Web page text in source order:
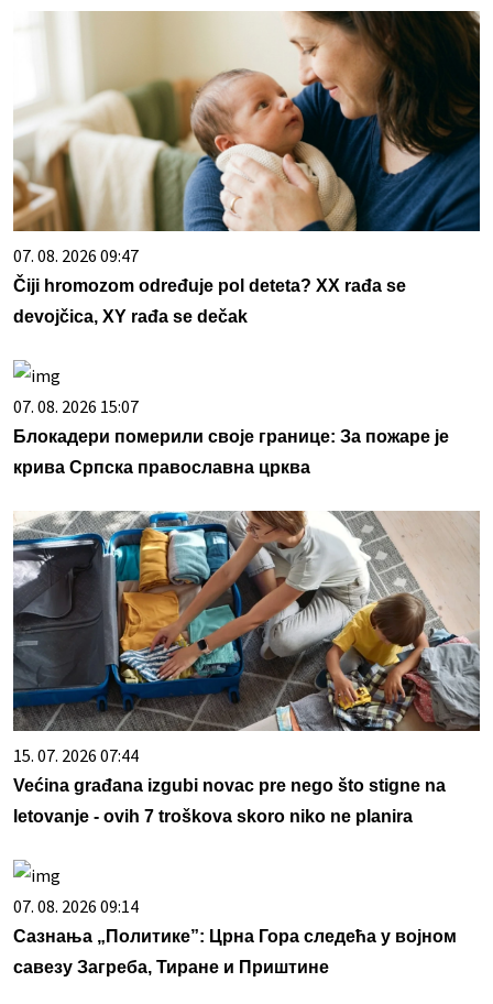
07. 08. 2026 09:47
Čiji hromozom određuje pol deteta? XX rađa se
devojčica, XY rađa se dečak
07. 08. 2026 15:07
Блокадери померили своје границе: За пожаре је
крива Српска православна црква
15. 07. 2026 07:44
Većina građana izgubi novac pre nego što stigne na
letovanje - ovih 7 troškova skoro niko ne planira
07. 08. 2026 09:14
Сазнања „Политике”: Црна Гора следећа у војном
савезу Загреба, Тиране и Приштине